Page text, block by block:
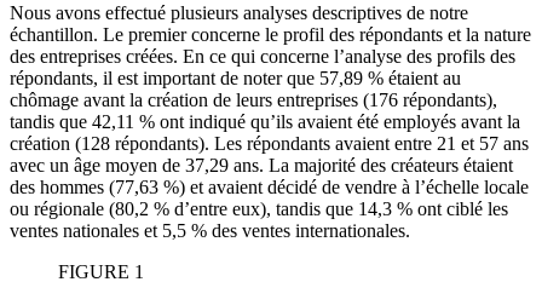
Nous avons effectué plusieurs analyses descriptives de notre
échantillon. Le premier concerne le profil des répondants et la nature
des entreprises créées. En ce qui concerne l’analyse des profils des
répondants, il est important de noter que 57,89 % étaient au
chômage avant la création de leurs entreprises (176 répondants),
tandis que 42,11 % ont indiqué qu’ils avaient été employés avant la
création (128 répondants). Les répondants avaient entre 21 et 57 ans
avec un âge moyen de 37,29 ans. La majorité des créateurs étaient
des hommes (77,63 %) et avaient décidé de vendre à l’échelle locale
ou régionale (80,2 % d’entre eux), tandis que 14,3 % ont ciblé les
ventes nationales et 5,5 % des ventes internationales.
FIGURE 1